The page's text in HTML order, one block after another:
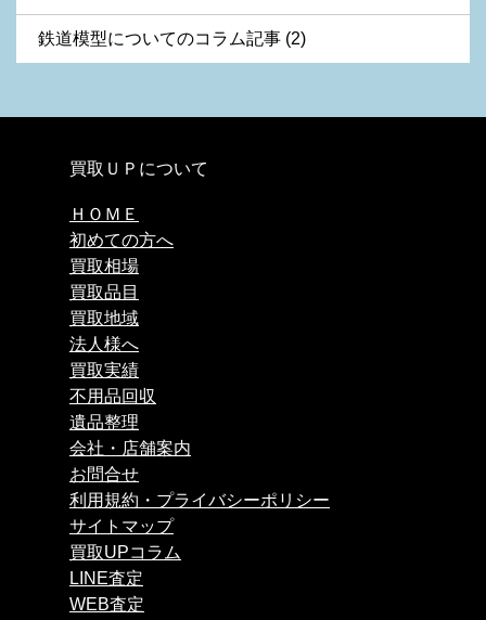
鉄道模型についてのコラム記事 (2)
買取ＵＰについて
ＨＯＭＥ
初めての方へ
買取相場
買取品目
買取地域
法人様へ
買取実績
不用品回収
遺品整理
会社・店舗案内
お問合せ
利用規約・プライバシーポリシー
サイトマップ
買取UPコラム
LINE査定
WEB査定